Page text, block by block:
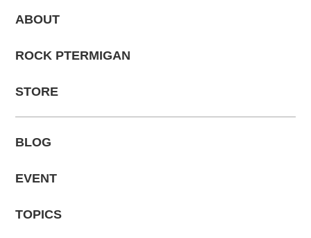
ABOUT
ROCK PTERMIGAN
STORE
BLOG
EVENT
TOPICS